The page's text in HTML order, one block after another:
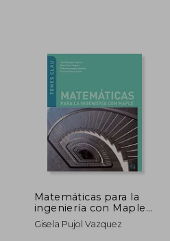
16,15 €
Matemáticas para la
ingeniería con Maple
(Temes Clau)
Gisela Pujol Vazquez